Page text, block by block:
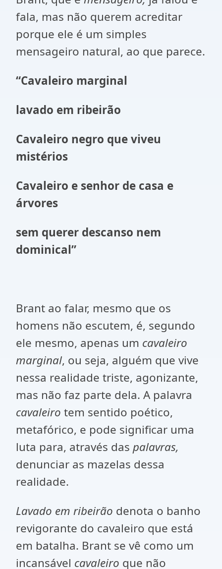
fala, mas não querem acreditar
porque ele é um simples
mensageiro natural, ao que parece.
“Cavaleiro marginal
lavado em ribeirão
Cavaleiro negro que viveu
mistérios
Cavaleiro e senhor de casa e
árvores
sem querer descanso nem
dominical”
Brant ao falar, mesmo que os
homens não escutem, é, segundo
ele mesmo, apenas um cavaleiro
marginal, ou seja, alguém que vive
nessa realidade triste, agonizante,
mas não faz parte dela. A palavra
cavaleiro tem sentido poético,
metafórico, e pode significar uma
luta para, através das palavras,
denunciar as mazelas dessa
realidade.
Lavado em ribeirão denota o banho
revigorante do cavaleiro que está
em batalha. Brant se vê como um
incansável cavaleiro que não